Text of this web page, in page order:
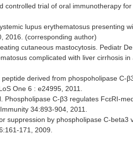
controlled trial of oral immunotherapy
lupus erythematosus presenting
2016. (corresponding author)
cutaneous mastocytosis. Pediatr
complicated with liver cirrhosis
derived from phospoholipase C-
One 6 : e24995, 2011.
Phospholipase C-β3 regulates FcɛRI-
34:893-904, 2011.
suppression by phospholipase C-beta3
171, 2009.